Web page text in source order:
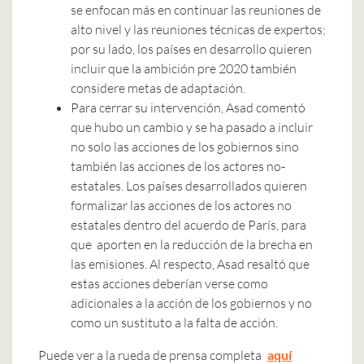
se enfocan más en continuar las reuniones de
alto nivel y las reuniones técnicas de expertos;
por su lado, los países en desarrollo quieren
incluir que la ambición pre 2020 también
considere metas de adaptación.
Para cerrar su intervención, Asad comentó
que hubo un cambio y se ha pasado a incluir
no solo las acciones de los gobiernos sino
también las acciones de los actores no-
estatales. Los países desarrollados quieren
formalizar las acciones de los actores no
estatales dentro del acuerdo de París, para
que aporten en la reducción de la brecha en
las emisiones. Al respecto, Asad resaltó que
estas acciones deberían verse como
adicionales a la acción de los gobiernos y no
como un sustituto a la falta de acción.
Puede ver a la rueda de prensa completa aquí